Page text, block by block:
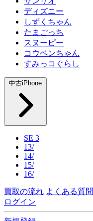
ディズニー
しずくちゃん
たまごっち
スヌーピー
コウペンちゃん
すみっコぐらし
中古iPhone
SE 3
13/
14/
15/
16/
買取の流れ よくある質問
ログイン